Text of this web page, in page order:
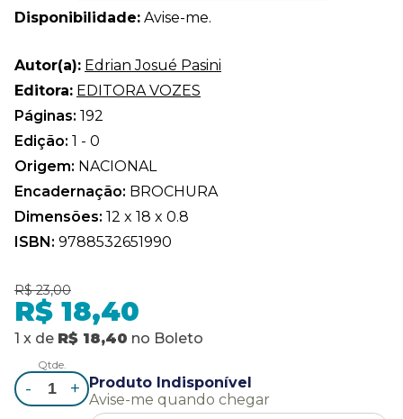
Disponibilidade: Avise-me.
Autor(a): Edrian Josué Pasini
Editora: EDITORA VOZES
Páginas: 192
Edição: 1 - 0
Origem: NACIONAL
Encadernação: BROCHURA
Dimensões: 12 x 18 x 0.8
ISBN: 9788532651990
R$ 23,00
R$ 18,40
1 x de R$ 18,40 no Boleto
Qtde.
- +
Produto Indisponível
Avise-me quando chegar